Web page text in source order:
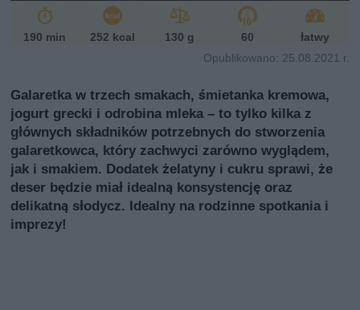
190 min 252 kcal 130 g 60
łatwy
Opublikowano: 25.08.2021 r.
Galaretka w trzech smakach, śmietanka kremowa,
jogurt grecki i odrobina mleka – to tylko kilka z
głównych składników potrzebnych do stworzenia
galaretkowca, który zachwyci zarówno wyglądem,
jak i smakiem. Dodatek żelatyny i cukru sprawi, że
deser będzie miał idealną konsystencję oraz
delikatną słodycz. Idealny na rodzinne spotkania i
imprezy!